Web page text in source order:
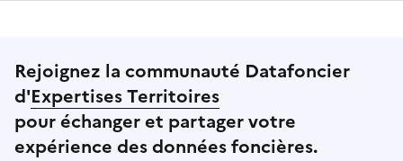
Rejoignez la communauté Datafoncier
d'Expertises Territoires
pour échanger et partager votre
expérience des données foncières.